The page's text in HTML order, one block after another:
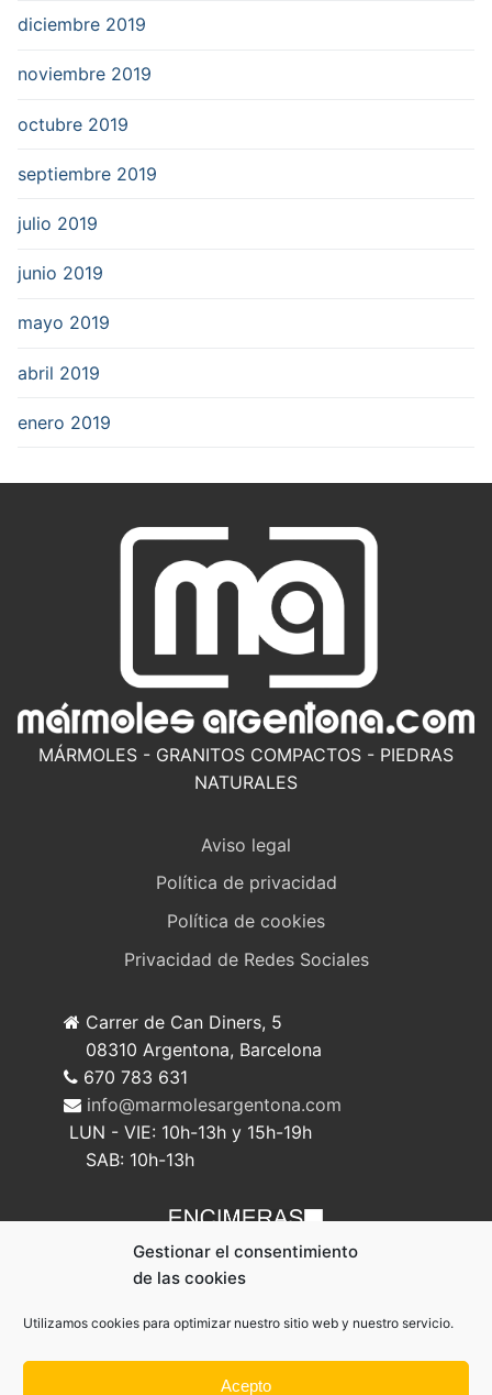
Gestionar el consentimiento
de las cookies
Utilizamos cookies para optimizar nuestro sitio web y nuestro servicio.
Acepto
diciembre 2019
noviembre 2019
octubre 2019
septiembre 2019
julio 2019
junio 2019
mayo 2019
abril 2019
enero 2019
MÁRMOLES - GRANITOS COMPACTOS - PIEDRAS
NATURALES
Aviso legal
Política de privacidad
Política de cookies
Privacidad de Redes Sociales
Carrer de Can Diners, 5
08310 Argentona, Barcelona
670 783 631
info@marmolesargentona.com
LUN - VIE: 10h-13h y 15h-19h
SAB: 10h-13h